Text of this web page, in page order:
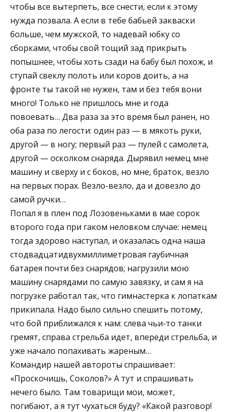
чтобы все вытерпеть, все снести, если к этому
нужда позвала. А если в тебе бабьей закваски
больше, чем мужской, то надевай юбку со
сборками, чтобы свой тощий зад прикрыть
попышнее, чтобы хоть сзади на бабу был похож, и
ступай свеклу полоть или коров доить, а на
фронте ты такой не нужен, там и без тебя вони
много! Только не пришлось мне и года
повоевать… Два раза за это время был ранен, но
оба раза по легости: один раз — в мякоть руки,
другой — в ногу; первый раз — пулей с самолета,
другой — осколком снаряда. Дырявил немец мне
машину и сверху и с боков, но мне, браток, везло
на первых порах. Везло-везло, да и довезло до
самой ручки…
Попал я в плен под Лозовеньками в мае сорок
второго года при гаком неловком случае: немец
тогда здорово наступал, и оказалась одна наша
стодвадцатидвухмиллиметровая гаубичная
батарея почти без снарядов; нагрузили мою
машину снарядами по самую завязку, и сам я на
погрузке работал так, что гимнастерка к лопаткам
прикипала. Надо было сильно спешить потому,
что бой приближался к нам: слева чьи-то танки
гремят, справа стрельба идет, впереди стрельба, и
уже начало попахивать жареным…
Командир нашей автороты спрашивает:
«Проскочишь, Соколов?» А тут и спрашивать
нечего было. Там товарищи мои, может,
погибают, а я тут чухаться буду? «Какой разговор!